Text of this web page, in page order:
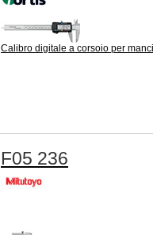
Calibro digitale a corsoio per
F05 236